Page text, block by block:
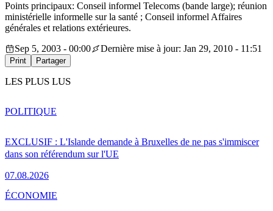
Points principaux: Conseil informel Telecoms (bande large); réunion
ministérielle informelle sur la santé ; Conseil informel Affaires
générales et relations extérieures.
Sep 5, 2003 - 00:00
Dernière mise à jour: Jan 29, 2010 - 11:51
Print Partager
LES PLUS LUS
EXCLUSIF : L'Islande demande à Bruxelles de ne pas s'immiscer
dans son référendum sur l'UE
07.08.2026
POLITIQUE
ÉCONOMIE